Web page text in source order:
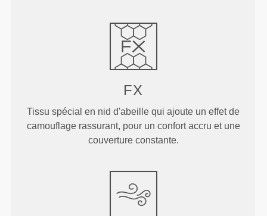
FX
Tissu spécial en nid d'abeille qui ajoute un effet de
camouflage rassurant, pour un confort accru et une
couverture constante.